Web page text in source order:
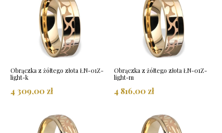
Obrączka z żółtego złota ŁN-01Z-
light-k
4 309,00 zł
Obrączka z żółtego złota ŁN-01Z-
light-m
4 816,00 zł